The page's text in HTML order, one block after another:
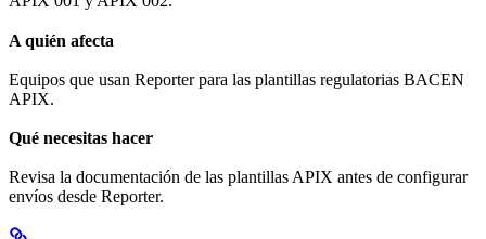
A quién afecta
Equipos que usan Reporter para las plantillas regulatorias BACEN
APIX.
Qué necesitas hacer
Revisa la documentación de las plantillas APIX antes de configurar
envíos desde Reporter.